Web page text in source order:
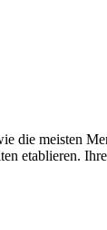
die meisten
etablieren.